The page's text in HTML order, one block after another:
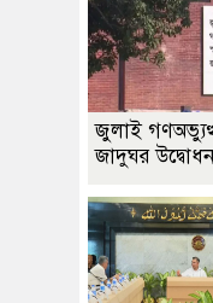
জুলাই
জাদুঘর